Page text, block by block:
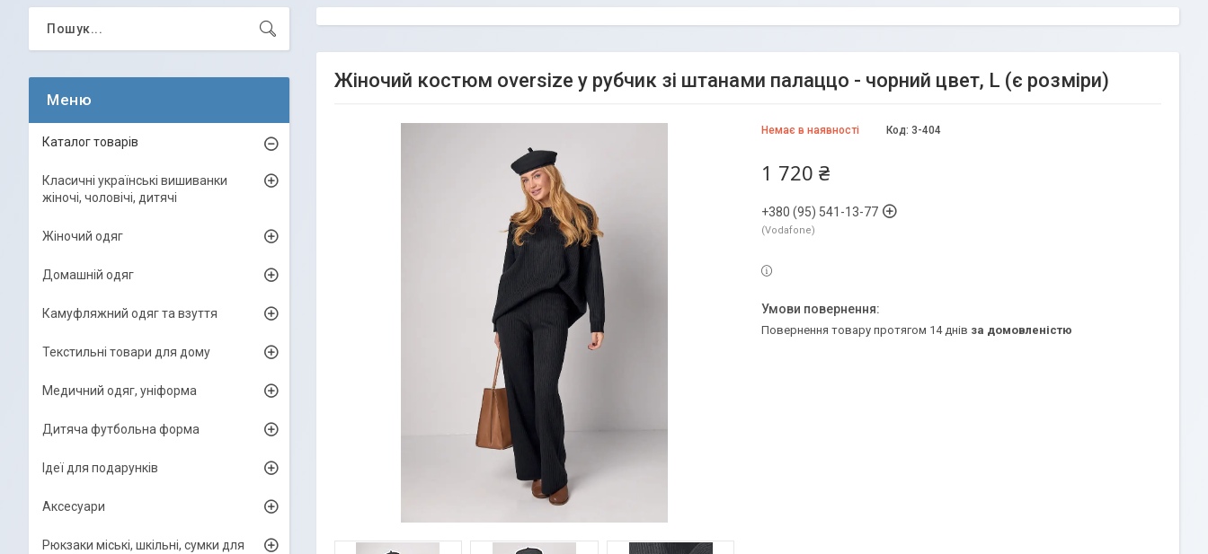
Жіночий костюм oversize у рубчик зі штанами палаццо - чорний цвет, L (є розміри)
Немає в наявності Код: 3-404
1 720 ₴
+380 (95) 541-13-77
Vodafone
повернення товару протягом 14 днів за домовленістю
Каталог товарів
Класичні українські вишиванки
жіночі, чоловічі, дитячі
Жіночий одяг
Домашній одяг
Камуфляжний одяг та взуття
Текстильні товари для дому
Медичний одяг, уніформа
Дитяча футбольна форма
Ідеї для подарунків
Аксесуари
Рюкзаки міські, шкільні, сумки для